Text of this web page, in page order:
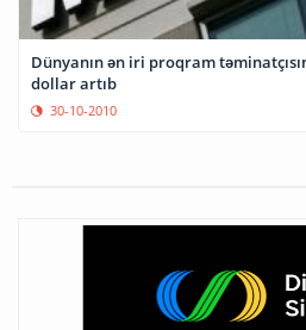
Dünyanın ən iri proqram
dollar artıb
30-10-2010